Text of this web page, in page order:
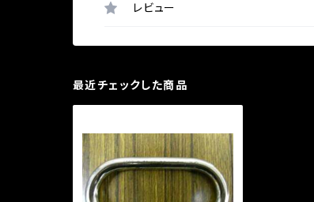
レビュー
最近チェックした商品